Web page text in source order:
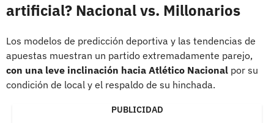
artificial? Nacional vs. Millonarios
Los modelos de predicción deportiva y las tendencias de
apuestas muestran un partido extremadamente parejo,
con una leve inclinación hacia Atlético Nacional por su
condición de local y el respaldo de su hinchada.
PUBLICIDAD